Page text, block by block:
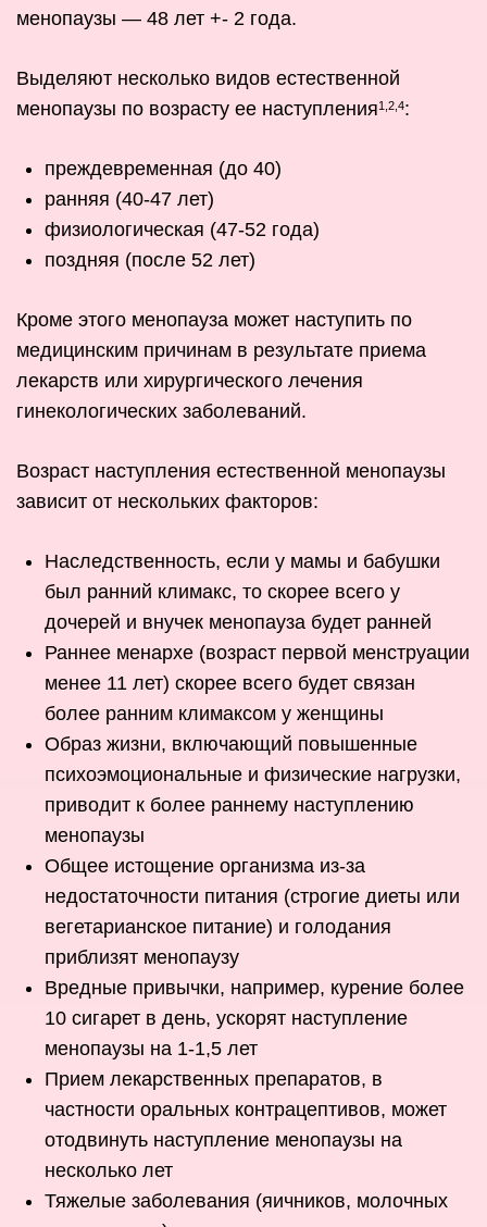
менопаузы — 48 лет +- 2 года.
Выделяют несколько видов естественной
менопаузы по возрасту ее наступления1,2,4:
преждевременная (до 40)
ранняя (40-47 лет)
физиологическая (47-52 года)
поздняя (после 52 лет)
Кроме этого менопауза может наступить по
медицинским причинам в результате приема
лекарств или хирургического лечения
гинекологических заболеваний.
Возраст наступления естественной менопаузы
зависит от нескольких факторов:
Наследственность, если у мамы и бабушки
был ранний климакс, то скорее всего у
дочерей и внучек менопауза будет ранней
Раннее менархе (возраст первой менструации
менее 11 лет) скорее всего будет связан
более ранним климаксом у женщины
Образ жизни, включающий повышенные
психоэмоциональные и физические нагрузки,
приводит к более раннему наступлению
менопаузы
Общее истощение организма из-за
недостаточности питания (строгие диеты или
вегетарианское питание) и голодания
приблизят менопаузу
Вредные привычки, например, курение более
10 сигарет в день, ускорят наступление
менопаузы на 1-1,5 лет
Прием лекарственных препаратов, в
частности оральных контрацептивов, может
отодвинуть наступление менопаузы на
несколько лет
Тяжелые заболевания (яичников, молочных